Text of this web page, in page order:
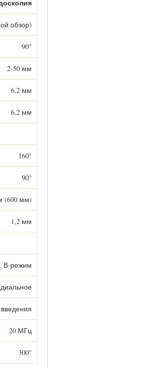
обзор)
90°
2-50 мм
6,2 мм
6,2 мм
160°
90°
(600 мм)
1,2 мм
В-режим
20 МГц
300°